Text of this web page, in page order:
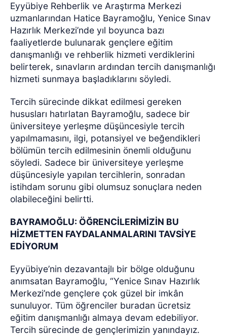
Eyyübiye Rehberlik ve Araştırma Merkezi
uzmanlarından Hatice Bayramoğlu, Yenice Sınav
Hazırlık Merkezi’nde yıl boyunca bazı
faaliyetlerde bulunarak gençlere eğitim
danışmanlığı ve rehberlik hizmeti verdiklerini
belirterek, sınavların ardından tercih danışmanlığı
hizmeti sunmaya başladıklarını söyledi.
Tercih sürecinde dikkat edilmesi gereken
hususları hatırlatan Bayramoğlu, sadece bir
üniversiteye yerleşme düşüncesiyle tercih
yapılmamasını, ilgi, potansiyel ve beğendikleri
bölümün tercih edilmesinin önemli olduğunu
söyledi. Sadece bir üniversiteye yerleşme
düşüncesiyle yapılan tercihlerin, sonradan
istihdam sorunu gibi olumsuz sonuçlara neden
olabileceğini belirtti.
BAYRAMOĞLU: ÖĞRENCİLERİMİZİN BU
HİZMETTEN FAYDALANMALARINI TAVSİYE
EDİYORUM
Eyyübiye’nin dezavantajlı bir bölge olduğunu
anımsatan Bayramoğlu, “Yenice Sınav Hazırlık
Merkezi’nde gençlere çok güzel bir imkân
sunuluyor. Tüm öğrenciler buradan ücretsiz
eğitim danışmanlığı almaya devam edebiliyor.
Tercih sürecinde de gençlerimizin yanındayız.